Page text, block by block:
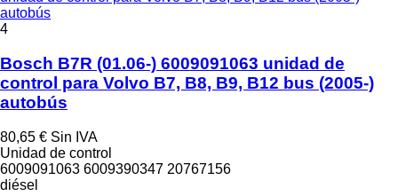
autobús
4
Bosch B7R (01.06-) 6009091063 unidad de
control para Volvo B7, B8, B9, B12 bus (2005-)
autobús
80,65 € Sin IVA
Unidad de control
6009091063 6009390347 20767156
diésel